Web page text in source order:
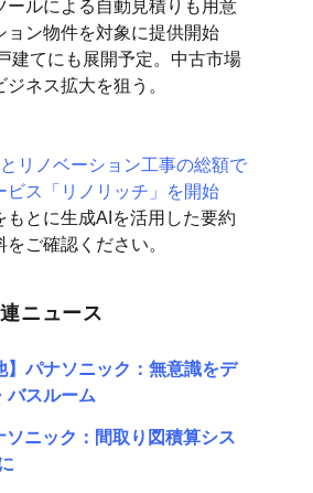
ールによる自動見積りも用意
ョン物件を対象に提供開始
建てにも展開予定。中古市場
ネス拡大を狙う。
リノベーション工事の総額で
ビス「リノリッチ」を開始
とに生成AIを活用した要約
ご確認ください。
ニュース
】パナソニック：無意識をデ
バスルーム
ソニック：間取り図積算シス